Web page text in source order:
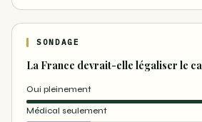
SONDAGE
La France devrait-elle légaliser le
Oui pleinement
Médical seulement